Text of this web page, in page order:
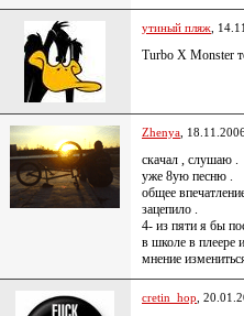
утиный пляж ,
Turbo X Monster
Zhenya ,
скачал , слушаю .
уже 8ую песню .
общее
зацепило .
4- из пяти я бы
в школе в плеере
мнение
cretin_hop ,